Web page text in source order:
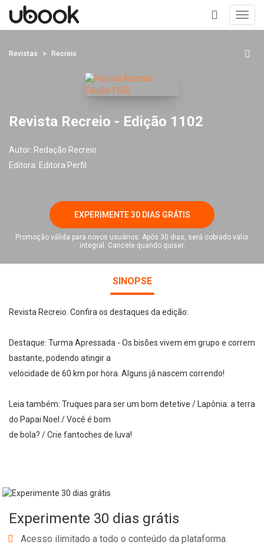
+
Revistas Recreio
Revista Recreio - Edição 1102
Autor: Redação Recreio
Editora: Editora Perfil
EXPERIMENTE 30 DIAS GRÁTIS
Promoção válida para novos usuários. Após 30 dias, será cobrado valor
integral. Cancele quando quiser.
SINOPSE
Revista Recreio. Confira os destaques da edição:
Destaque: Turma Apressada - Os bisões vivem em grupo e correm
bastante, podendo atingir a
velocidade de 60 km por hora. Alguns já nascem correndo!
Leia também: Truques para ser um bom detetive / Lapônia: a terra
do Papai Noel / Você é bom
de bola? / Crie fantoches de luva!
Experimente 30 dias grátis
Acesso ilimitado a todo o conteúdo da plataforma.